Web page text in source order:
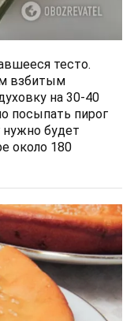
тесто.
взбитым
на 30-40
посыпать пирог
будет
около 180